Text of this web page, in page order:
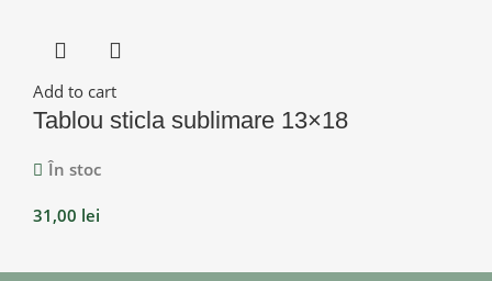
Add to cart
Tablou sticla sublimare 13×18
În stoc
31,00 lei